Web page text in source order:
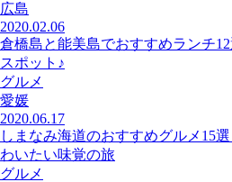
広島
2020.02.06
倉橋島と能美島でおすすめランチ
スポット♪
グルメ
愛媛
2020.06.17
しまなみ海道のおすすめグルメ15
わいたい味覚の旅
グルメ